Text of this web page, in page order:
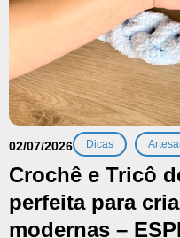
02/07/2026 Dicas
Crochê e Tricô
perfeita para
modernas –